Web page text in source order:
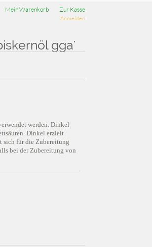
Mein Warenkorb Zur Kasse
Anmelden
gga'
werden. Dinkel
Dinkel erzielt
sich für die Zubereitung
bei der Zubereitung von